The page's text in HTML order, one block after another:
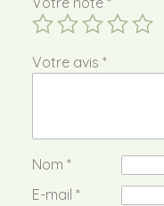
Votre avis *
Nom *
E-mail *